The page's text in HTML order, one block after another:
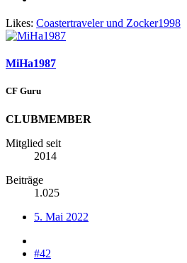
Likes: Coastertravelerund Zocker1998
MiHa1987
CF Guru
CLUBMEMBER
Mitglied seit
2014
Beiträge
1.025
5. Mai 2022
#42